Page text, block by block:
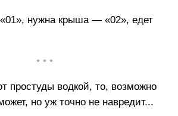
нужна крыша — «02», едет
• • •
простуды водкой, то, возможно
но уж точно не навредит...